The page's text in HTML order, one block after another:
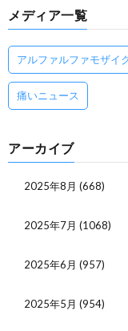
メディア一覧
アルファルファモザイ
痛いニュース
アーカイブ
2025年8月 (668)
2025年7月 (1068)
2025年6月 (957)
2025年5月 (954)